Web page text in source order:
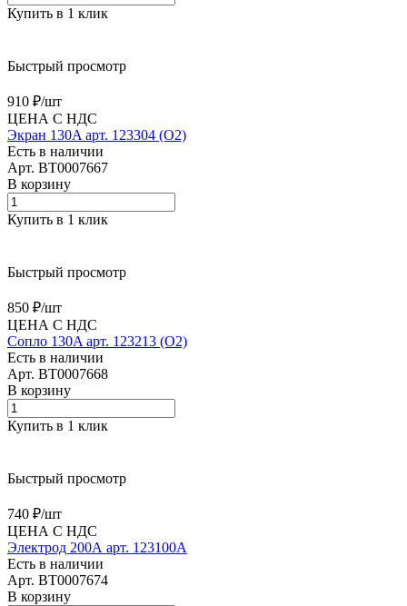
Купить в 1 клик
Быстрый просмотр
910 ₽/шт
ЦЕНА С НДС
Экран 130A арт. 123304 (O2)
Есть в наличии
Арт. BT0007667
В корзину
Купить в 1 клик
Быстрый просмотр
850 ₽/шт
ЦЕНА С НДС
Сопло 130A арт. 123213 (O2)
Есть в наличии
Арт. BT0007668
В корзину
Купить в 1 клик
Быстрый просмотр
740 ₽/шт
ЦЕНА С НДС
Электрод 200А арт. 123100А
Есть в наличии
Арт. BT0007674
В корзину